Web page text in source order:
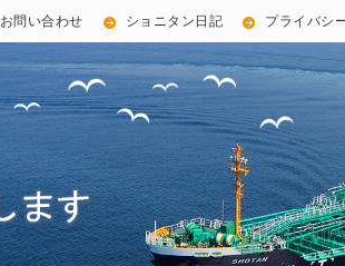
お問い合わせ ショニタン日記 プライバシ